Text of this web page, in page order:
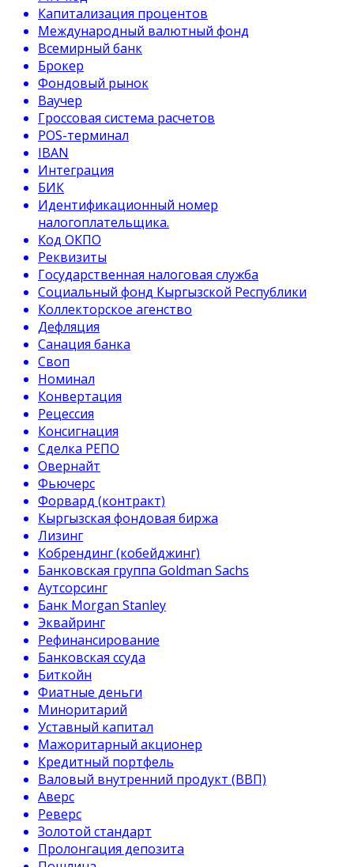
Капитализация процентов
Международный валютный фонд
Всемирный банк
Брокер
Фондовый рынок
Ваучер
Гроссовая система расчетов
POS-терминал
IBAN
Интеграция
БИК
Идентификационный номер
налогоплательщика.
Код ОКПО
Реквизиты
Государственная налоговая служба
Социальный фонд Кыргызской Республики
Коллекторское агенство
Дефляция
Санация банка
Своп
Номинал
Конвертация
Рецессия
Консигнация
Сделка РЕПО
Овернайт
Фьючерс
Форвард (контракт)
Кыргызская фондовая биржа
Лизинг
Кобрендинг (кобейджинг)
Банковская группа Goldman Sachs
Аутсорсинг
Банк Morgan Stanley
Эквайринг
Рефинансирование
Банковская ссуда
Биткойн
Фиатные деньги
Миноритарий
Уставный капитал
Мажоритарный акционер
Кредитный портфель
Валовый внутренний продукт (ВВП)
Аверс
Реверс
Золотой стандарт
Пролонгация депозита